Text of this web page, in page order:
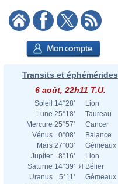
Transits et éphémérides
6 août, 22h11 T.U.
Soleil 14°28'
Lion
Lune 25°18'
Taureau
Mercure 25°57'
Cancer
Vénus
0°08'
Balance
Mars 27°03'
Gémeaux
Jupiter
8°16'
Lion
Saturne 14°39' Я Bélier
Uranus
5°11'
Gémeaux